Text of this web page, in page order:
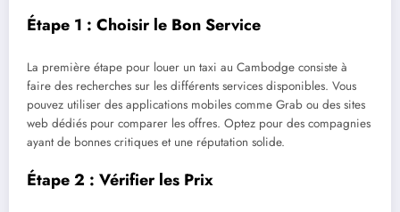
Étape 1 : Choisir le Bon Service
La première étape pour louer un taxi au Cambodge consiste à
faire des recherches sur les différents services disponibles. Vous
pouvez utiliser des applications mobiles comme Grab ou des sites
web dédiés pour comparer les offres. Optez pour des compagnies
ayant de bonnes critiques et une réputation solide.
Étape 2 : Vérifier les Prix